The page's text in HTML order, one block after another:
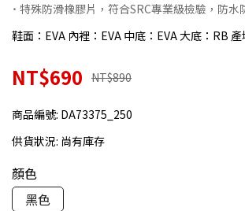
˙ 特殊防滑橡膠片，符合SRC專業級檢驗，防水
鞋面：EVA 內裡：EVA 中底：EVA 大底：RB 產
NT$690 NT$890
商品編號: DA73375_250
供貨狀況: 尚有庫存
顏色
黑色